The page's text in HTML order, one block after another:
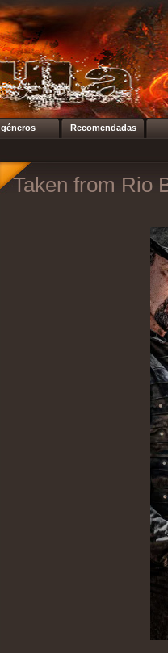
géneros Recomendadas
Taken from Rio